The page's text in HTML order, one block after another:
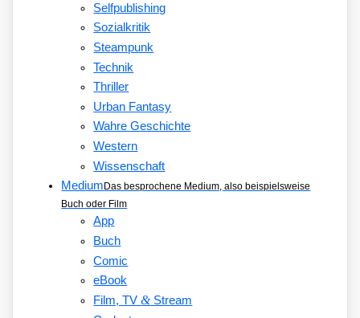
Selfpublishing
Sozialkritik
Steampunk
Technik
Thriller
Urban Fantasy
Wahre Geschichte
Western
Wissenschaft
Medium Das besprochene Medium, also beispielsweise
Buch oder Film
App
Buch
Comic
eBook
Film, TV&Stream